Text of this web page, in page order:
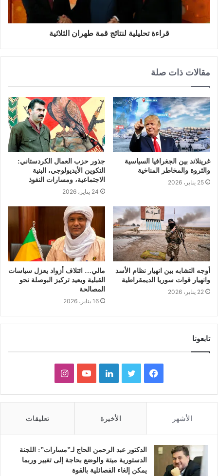
قراءة تحليلية لنتائج قمة طهران الثلاثية
مقالات ذات صلة
غرينلاند بين الجغرافيا السياسية
والثروة والمخاطر المناخية
25 يناير، 2026
جذور حزب العمال الكردستاني:
التكوين الأيديولوجي، البنية
الاجتماعية، ومسارات النفوذ
24 يناير، 2026
أوجه التشابه بين انهيار نظام الأسد
وانهيار قوات سوريا الديمقراطية
22 يناير، 2026
مالي… ائتلاف أزواد يعزل سياسات
القبلية ويعيد تركيز البوصلة نحو
المصالحة
16 يناير، 2026
تابعونا
ي
و
ك
و
ر
ي
د
إ
و
و
ب
ن
ق
الأشهر الأخيرة تعليقات
الدكتور عبد الرحمن الحاج لـ”مسارات”: اللجنة
الدستورية ميتة والوضع بحاجة إلى تغيير وربما
يمكن إلغاء الفصائلية بالقوة